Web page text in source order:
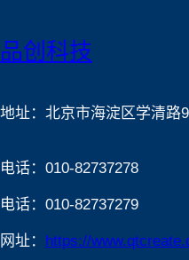
品创科技
地址：北京市海淀区学清路
电话：010-82737278
电话：010-82737279
网址： https://